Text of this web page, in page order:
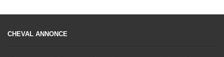
CHEVAL ANNONCE